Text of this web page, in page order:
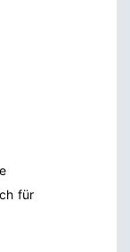
für